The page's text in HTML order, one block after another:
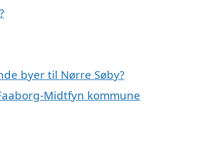
byer til Nørre Søby?
Midtfyn kommune